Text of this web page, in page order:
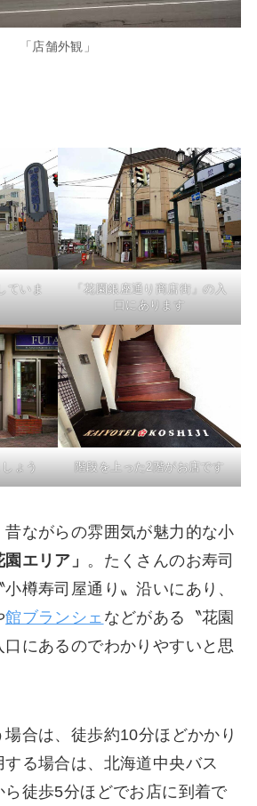
「店舗外観」
ていま
「花園銀座通り商店街」の入
口にあります
ょう 階段を上った2階がお店です
ながらの雰囲気が魅力的な小
園エリア」 。たくさんのお寿司
樽寿司屋通り〟沿いにあり、
館ブランシェ などがある〝花園
にあるのでわかりやすいと思
合は、徒歩約10分ほどかかり
する場合は、北海道中央バス
ら徒歩5分ほどでお店に到着で